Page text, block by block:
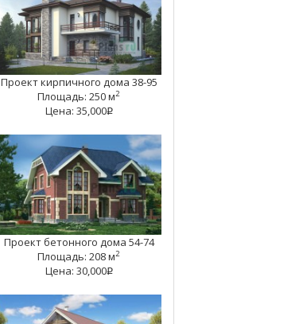
Проект кирпичного дома 38-95
Площадь: 250 м2
Цена: 35,000q
Проект бетонного дома 54-74
Площадь: 208 м2
Цена: 30,000q